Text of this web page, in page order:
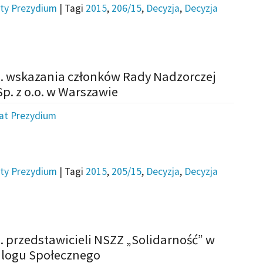
Prezydium | Tagi 2015, 206/15, Decyzja, Decyzja
członków Rady Nadzorczej
z o.o. w Warszawie
Prezydium
Prezydium | Tagi 2015, 205/15, Decyzja, Decyzja
przedstawicieli NSZZ „Solidarność” w
Społecznego